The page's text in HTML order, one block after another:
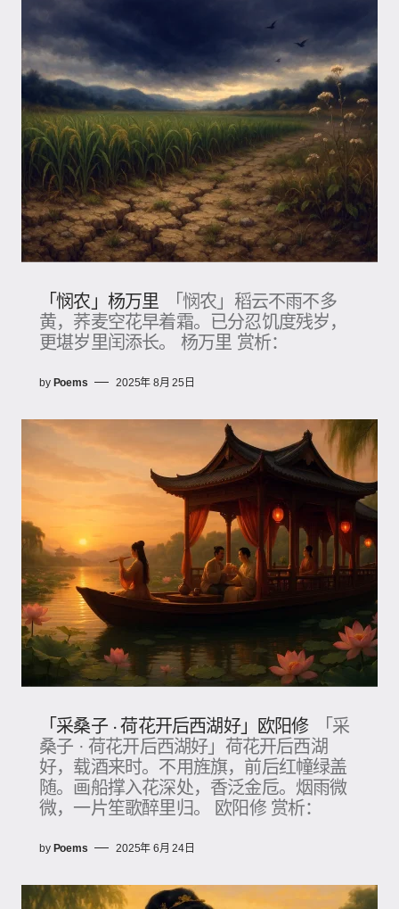
「悯农」杨万里
「悯农」稻云不雨不多
黄，荞麦空花早着霜。已分忍饥度残岁，
更堪岁里闰添长。 杨万里 赏析：
by Poems 2025年 8月 25日
「采桑子 · 荷花开后西湖好」欧阳修
「采
桑子 · 荷花开后西湖好」荷花开后西湖
好，载酒来时。不用旌旗，前后红幢绿盖
随。画船撑入花深处，香泛金卮。烟雨微
微，一片笙歌醉里归。 欧阳修 赏析：
by Poems 2025年 6月 24日